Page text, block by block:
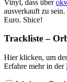
Vinyl, dass über
ausverkauft zu sein.
Euro. Shice!
Trackliste –
Inhalt
von
Bandcamp
Hier klicken, um
Erfahre mehr in der